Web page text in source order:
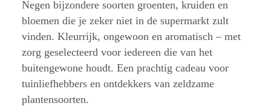
Negen bijzondere soorten groenten, kruiden en
bloemen die je zeker niet in de supermarkt zult
vinden. Kleurrijk, ongewoon en aromatisch – met
zorg geselecteerd voor iedereen die van het
buitengewone houdt. Een prachtig cadeau voor
tuinliefhebbers en ontdekkers van zeldzame
plantensoorten.